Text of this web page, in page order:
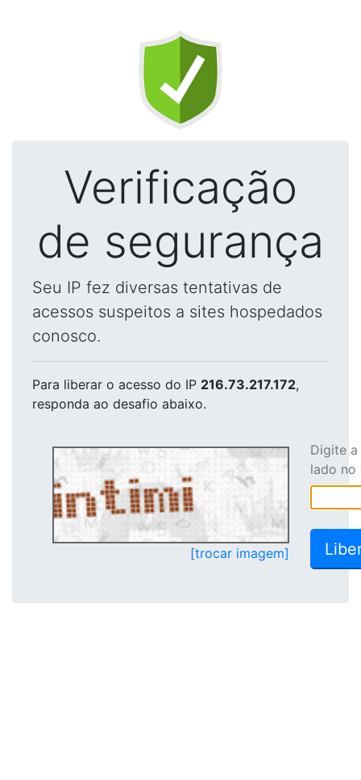
Verificação
de segurança
Seu IP fez diversas tentativas de
acessos suspeitos a sites hospedados
conosco.
Para liberar o acesso do IP 216.73.217.172,
responda ao desafio abaixo.
[trocar imagem]
Digite
lado no